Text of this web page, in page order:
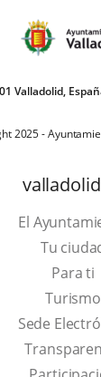
Valladolid,
2025 -
El
Tu
Para ti
Turismo
Sede